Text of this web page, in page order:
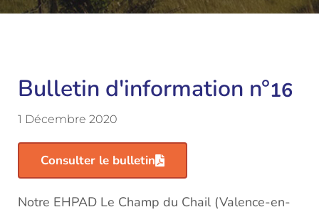
Bulletin d'information n°16
1 Décembre 2020
Consulter le bulletin
Notre EHPAD Le Champ du Chail (Valence-en-